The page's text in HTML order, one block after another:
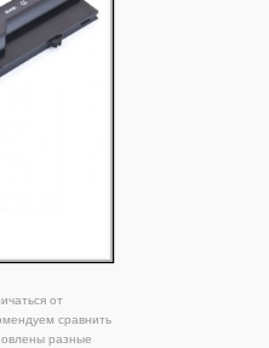
от
сравнить
разные